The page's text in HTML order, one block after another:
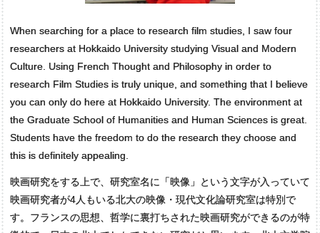
When searching for a place to research film studies, I saw four
researchers at Hokkaido University studying Visual and Modern
Culture. Using French Thought and Philosophy in order to
research Film Studies is truly unique, and something that I believe
you can only do here at Hokkaido University. The environment at
the Graduate School of Humanities and Human Sciences is great.
Students have the freedom to do the research they choose and
this is definitely appealing.
映画研究をする上で、研究室名に「映像」という文字が入っていて
映画研究者が4人もいる北大の映像・現代文化論研究室は特別で
す。フランスの思想、哲学に裏打ちされた映画研究ができるのが特